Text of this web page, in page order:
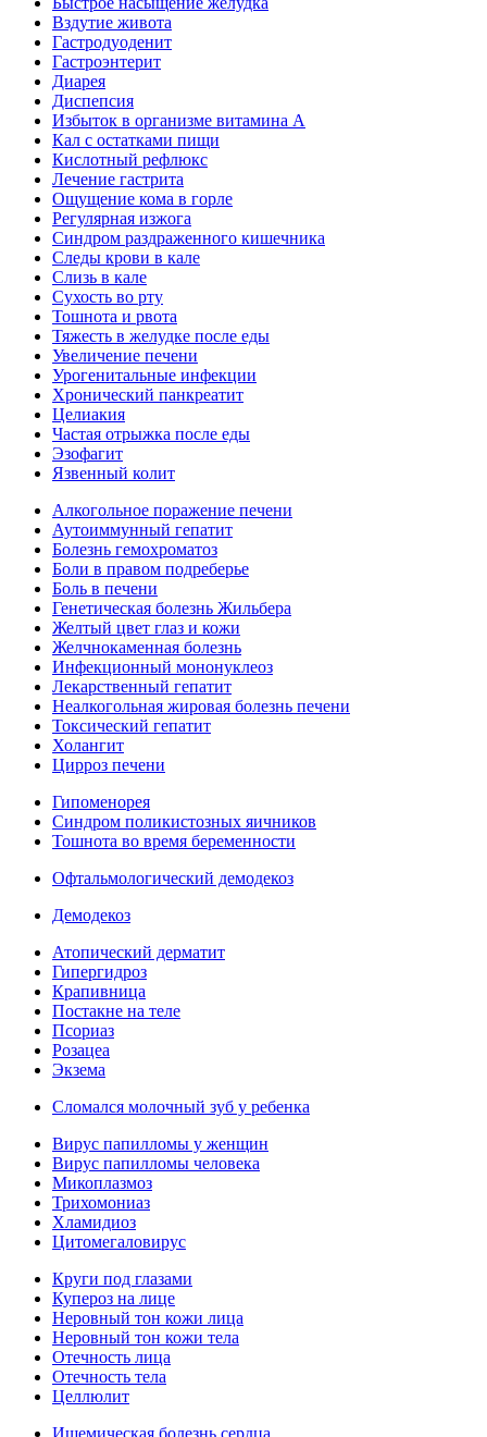
Вздутие живота
Гастродуоденит
Гастроэнтерит
Диарея
Диспепсия
Избыток в организме витамина А
Кал с остатками пищи
Кислотный рефлюкс
Лечение гастрита
Ощущение кома в горле
Регулярная изжога
Синдром раздраженного кишечника
Следы крови в кале
Слизь в кале
Сухость во рту
Тошнота и рвота
Тяжесть в желудке после еды
Увеличение печени
Урогенитальные инфекции
Хронический панкреатит
Целиакия
Частая отрыжка после еды
Эзофагит
Язвенный колит
Алкогольное поражение печени
Аутоиммунный гепатит
Болезнь гемохроматоз
Боли в правом подреберье
Боль в печени
Генетическая болезнь Жильбера
Желтый цвет глаз и кожи
Желчнокаменная болезнь
Инфекционный мононуклеоз
Лекарственный гепатит
Неалкогольная жировая болезнь печени
Токсический гепатит
Холангит
Цирроз печени
Гипоменорея
Синдром поликистозных яичников
Тошнота во время беременности
Офтальмологический демодекоз
Демодекоз
Атопический дерматит
Гипергидроз
Крапивница
Постакне на теле
Псориаз
Розацеа
Экзема
Сломался молочный зуб у ребенка
Вирус папилломы у женщин
Вирус папилломы человека
Микоплазмоз
Трихомониаз
Хламидиоз
Цитомегаловирус
Круги под глазами
Купероз на лице
Неровный тон кожи лица
Неровный тон кожи тела
Отечность лица
Отечность тела
Целлюлит
Ишемическая болезнь сердца